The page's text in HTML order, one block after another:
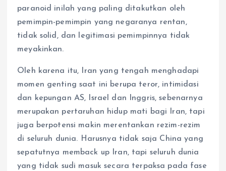
paranoid inilah yang paling ditakutkan oleh
pemimpin-pemimpin yang negaranya rentan,
tidak solid, dan legitimasi pemimpinnya tidak
meyakinkan.
Oleh karena itu, Iran yang tengah menghadapi
momen genting saat ini berupa teror, intimidasi
dan kepungan AS, Israel dan Inggris, sebenarnya
merupakan pertaruhan hidup mati bagi Iran, tapi
juga berpotensi makin merentankan rezim-rezim
di seluruh dunia. Harusnya tidak saja China yang
sepatutnya memback up Iran, tapi seluruh dunia
yang tidak sudi masuk secara terpaksa pada fase